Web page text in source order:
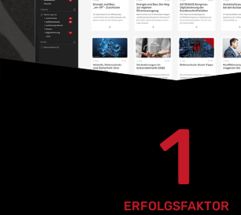
1
ERFOLGSFAKTOR